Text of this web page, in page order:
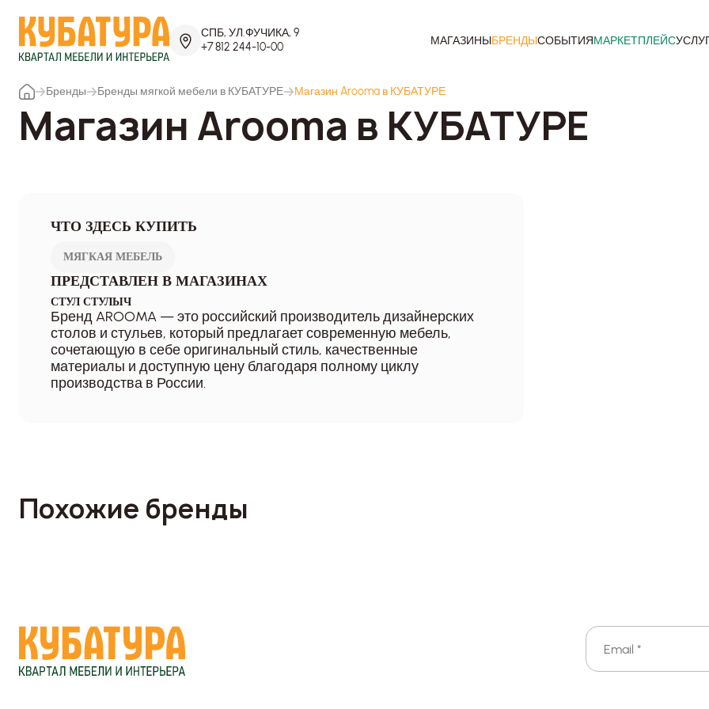
СПБ, УЛ.ФУЧИКА, 9
+7 812 244-10-00
МАГАЗИНЫБРЕНДЫСОБЫТИЯМАРКЕТПЛЕЙС
Бренды Бренды мягкой мебели в КУБАТУРЕ Магазин Arooma в КУБАТУРЕ
Магазин Arooma в КУБАТУРЕ
ЧТО ЗДЕСЬ КУПИТЬ
МЯГКАЯ МЕБЕЛЬ
ПРЕДСТАВЛЕН В МАГАЗИНАХ
СТУЛ СТУЛЫЧ
Бренд AROOMA — это российский производитель дизайнерских
столов и стульев, который предлагает современную мебель,
сочетающую в себе оригинальный стиль, качественные
материалы и доступную цену благодаря полному циклу
производства в России.
Похожие бренды